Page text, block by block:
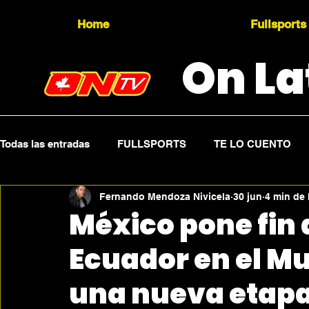
Home Fullsports
On
Todas las entradas FULLSPORTS TE LO CUENTO
Topicality PRESS RELEASE Press Sports
México pone fin
Ecuador en el
una nueva
Fernando Mendoza Nivicela 30 jun 4 min de